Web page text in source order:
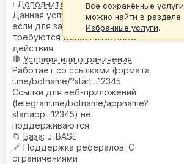
ℹ️ Дополнительное описание:
Данная услуга не подходит,
если для зачёта реферала
требуются дополнительные
действия.
🛑 Условия или ограничения:
Работает со ссылками формата
t.me/botname/?start=12345.
Ссылки для веб-приложений
(telegram.me/botname/appname?
startapp=12345) не
поддерживаются.
📁 База: J-BASE
🔗 Поддержка рефералов: С
ограничениями
Все сохранённые услуги
можно найти в разделе
Избранные услуги.